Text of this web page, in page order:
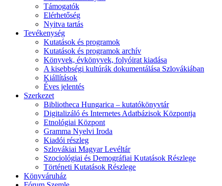
Támogatók
Elérhetőség
Nyitva tartás
Tevékenység
Kutatások és programok
Kutatások és programok archív
Könyvek, évkönyvek, folyóirat kiadása
A kisebbségi kultúrák dokumentálása Szlovákiában
Kiállítások
Éves jelentés
Szerkezet
Bibliotheca Hungarica – kutatókönyvtár
Digitalizáló és Internetes Adatbázisok Központja
Etnológiai Központ
Gramma Nyelvi Iroda
Kiadói részleg
Szlovákiai Magyar Levéltár
Szociológiai és Demográfiai Kutatások Részlege
Történeti Kutatások Részlege
Könyváruház